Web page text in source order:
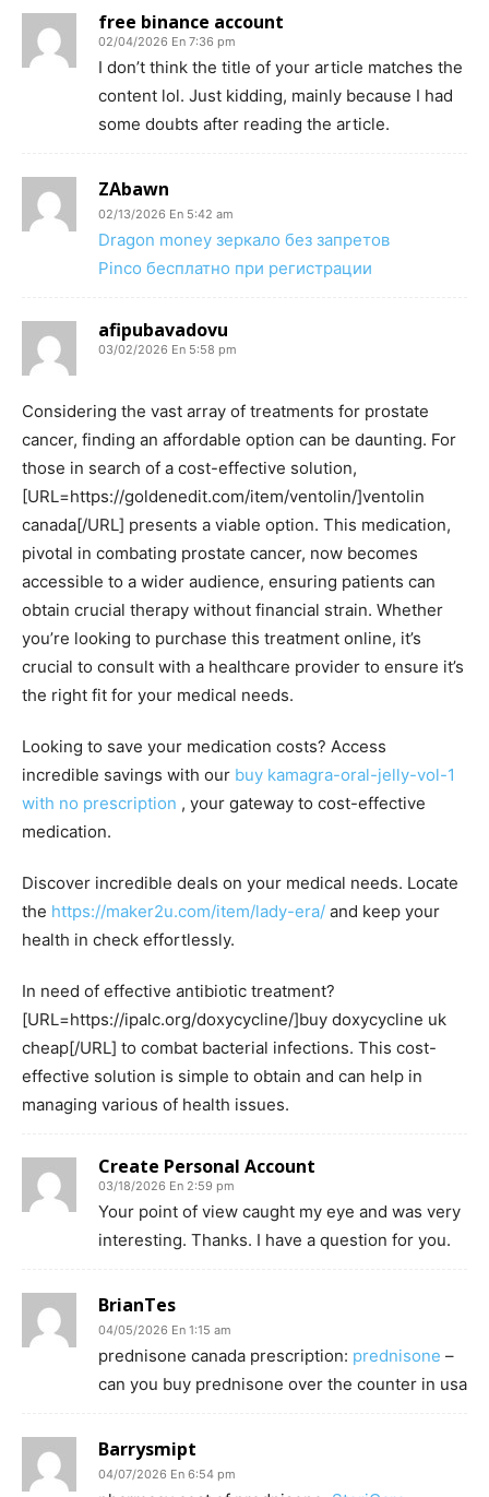
free binance account
02/04/2026 En 7:36 pm
I don’t think the title of your article matches the
content lol. Just kidding, mainly because I had
some doubts after reading the article.
ZAbawn
02/13/2026 En 5:42 am
Dragon money зеркало без запретов
Pinco бесплатно при регистрации
afipubavadovu
03/02/2026 En 5:58 pm
Considering the vast array of treatments for prostate
cancer, finding an affordable option can be daunting. For
those in search of a cost-effective solution,
[URL=https://goldenedit.com/item/ventolin/]ventolin
canada[/URL] presents a viable option. This medication,
pivotal in combating prostate cancer, now becomes
accessible to a wider audience, ensuring patients can
obtain crucial therapy without financial strain. Whether
you’re looking to purchase this treatment online, it’s
crucial to consult with a healthcare provider to ensure it’s
the right fit for your medical needs.
Looking to save your medication costs? Access
incredible savings with our buy kamagra-oral-jelly-vol-1
with no prescription , your gateway to cost-effective
medication.
Discover incredible deals on your medical needs. Locate
the https://maker2u.com/item/lady-era/ and keep your
health in check effortlessly.
In need of effective antibiotic treatment?
[URL=https://ipalc.org/doxycycline/]buy doxycycline uk
cheap[/URL] to combat bacterial infections. This cost-
effective solution is simple to obtain and can help in
managing various of health issues.
Create Personal Account
03/18/2026 En 2:59 pm
Your point of view caught my eye and was very
interesting. Thanks. I have a question for you.
BrianTes
04/05/2026 En 1:15 am
prednisone canada prescription: prednisone –
can you buy prednisone over the counter in usa
Barrysmipt
04/07/2026 En 6:54 pm